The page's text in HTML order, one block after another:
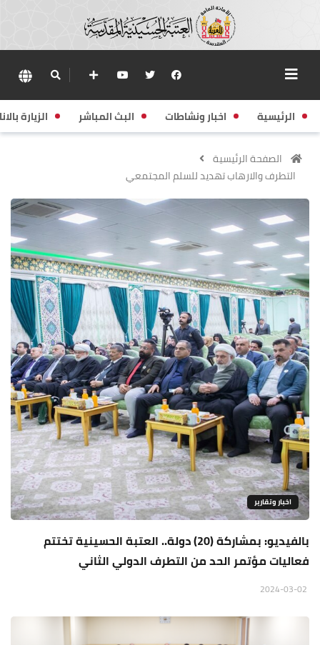
الرئيسية اخبار ونشاطات البث المباشر الزيارة
الصفحة الرئيسية
التطرف والارهاب تهديد للسلم المجتمعي
اخبار وتقارير
بالفيديو: بمشاركة (20) دولة.. العتبة الحسينية تختتم
فعاليات مؤتمر الحد من التطرف الدولي الثاني